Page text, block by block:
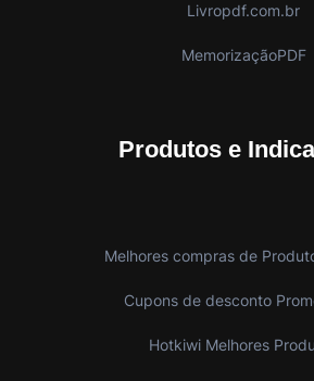
Livropdf.com.br
MemorizaçãoPDF
Produtos e
Melhores compras de
Cupons de desconto
Hotkiwi Melhores